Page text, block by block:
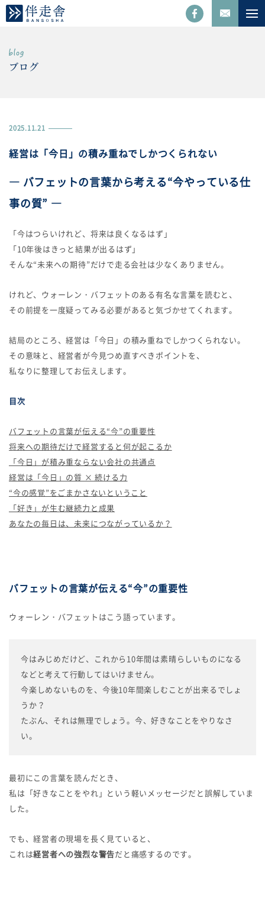
ブログ
2025.11.21
経営は「今日」の積み重ねでしかつくられない
― バフェットの言葉から考える“今やっている仕
事の質” ―
「今はつらいけれど、将来は良くなるはず」
「10年後はきっと結果が出るはず」
そんな“未来への期待”だけで走る会社は少なくありません。
けれど、ウォーレン・バフェットのある有名な言葉を読むと、
その前提を一度疑ってみる必要があると気づかせてくれます。
結局のところ、経営は「今日」の積み重ねでしかつくられない。
その意味と、経営者が今見つめ直すべきポイントを、
私なりに整理してお伝えします。
目次
バフェットの言葉が伝える“今”の重要性
将来への期待だけで経営すると何が起こるか
「今日」が積み重ならない会社の共通点
経営は「今日」の質 × 続ける力
“今の感覚”をごまかさないということ
「好き」が生む継続力と成果
あなたの毎日は、未来につながっているか？
バフェットの言葉が伝える“今”の重要性
ウォーレン・バフェットはこう語っています。
今はみじめだけど、これから10年間は素晴らしいものになる
などと考えて行動してはいけません。
今楽しめないものを、今後10年間楽しむことが出来るでしょ
うか？
たぶん、それは無理でしょう。今、好きなことをやりなさ
い。
最初にこの言葉を読んだとき、
私は「好きなことをやれ」という軽いメッセージだと誤解していま
した。
でも、経営者の現場を長く見ていると、
これは経営者への強烈な警告だと痛感するのです。